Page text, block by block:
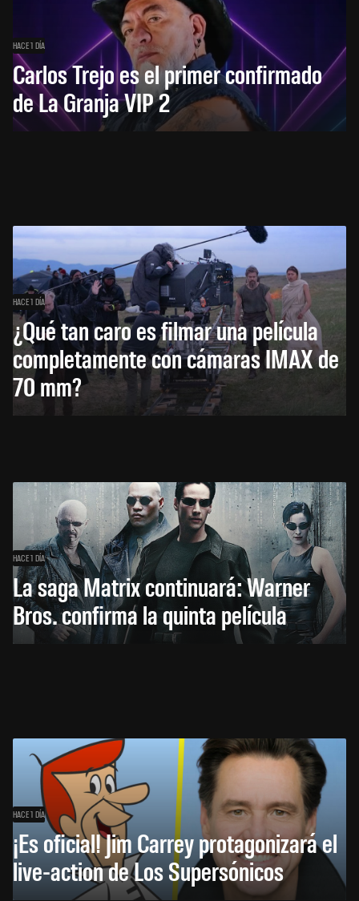
HACE 1 DÍA
Carlos Trejo es el primer confirmado
de La Granja VIP 2
HACE 1 DÍA
¿Qué tan caro es filmar una película
completamente con cámaras IMAX de
70 mm?
HACE 1 DÍA
La saga Matrix continuará: Warner
Bros. confirma la quinta película
HACE 1 DÍA
¡Es oficial! Jim Carrey protagonizará el
live-action de Los Supersónicos